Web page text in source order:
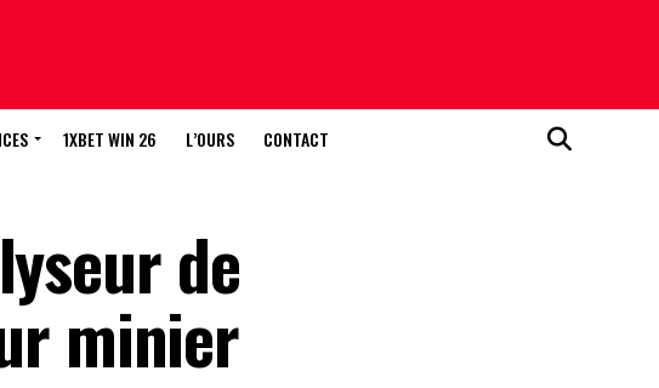
1XBET WIN 26 L’OURS CONTACT
de
minier